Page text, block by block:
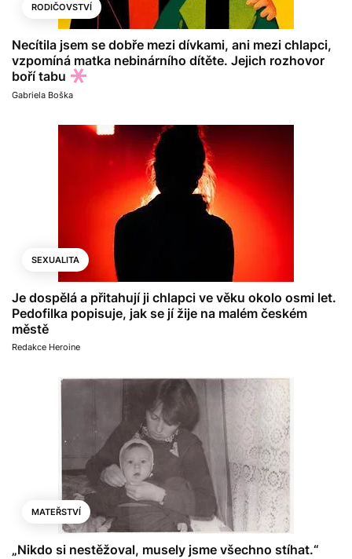
RODIČOVSTVÍ
Necítila jsem se dobře mezi dívkami, ani mezi chlapci,
vzpomíná matka nebinárního dítěte. Jejich rozhovor
boří tabu
Gabriela Boška
SEXUALITA
Je dospělá a přitahují ji chlapci ve věku okolo osmi let.
Pedofilka popisuje, jak se jí žije na malém českém
městě
Redakce Heroine
MATEŘSTVÍ
„Nikdo si nestěžoval, musely jsme všechno stíhat.“